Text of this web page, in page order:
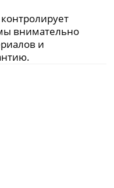
внимательно
и